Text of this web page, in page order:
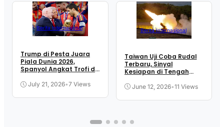
Berita Internasional
Trump di Pesta Juara
Piala Dunia 2026,
Spanyol Angkat Trofi di
July 21, 2026•7 Views
Berita Internasional
Taiwan Uji Coba Rudal
Terbaru, Sinyal
Kesiapan di Tengah
June 12, 2026•11 Views